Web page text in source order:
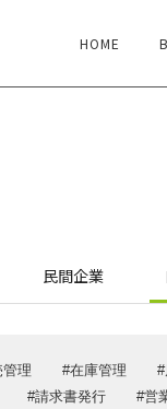
HOME
企
ア
民間企業
管理 在庫管理
請求書発行 営